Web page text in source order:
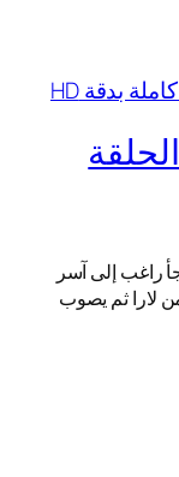
راغب إلى آسر
لارا ثم يصوب